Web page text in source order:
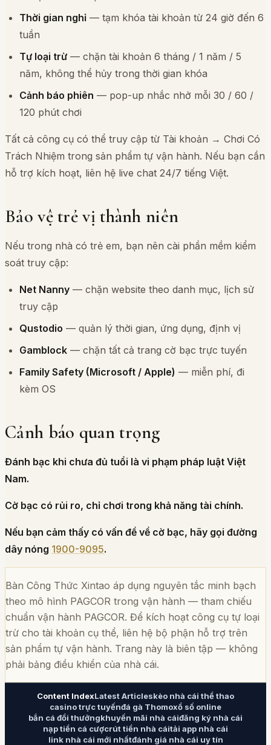
Thời gian nghỉ — tạm khóa tài khoản từ 24 giờ đến 6
tuần
Tự loại trừ — chặn tài khoản 6 tháng / 1 năm / 5
năm, không thể hủy trong thời gian khóa
Cảnh báo phiên — pop-up nhắc nhở mỗi 30 / 60 /
120 phút chơi
Tất cả công cụ có thể truy cập từ Tài khoản → Chơi Có
Trách Nhiệm trong sản phẩm tự vận hành. Nếu bạn cần
hỗ trợ kích hoạt, liên hệ live chat 24/7 tiếng Việt.
Bảo vệ trẻ vị thành niên
Nếu trong nhà có trẻ em, bạn nên cài phần mềm kiểm
soát truy cập:
Net Nanny — chặn website theo danh mục, lịch sử
truy cập
Qustodio — quản lý thời gian, ứng dụng, định vị
Gamblock — chặn tất cả trang cờ bạc trực tuyến
Family Safety (Microsoft / Apple) — miễn phí, đi
kèm OS
Cảnh báo quan trọng
Đánh bạc khi chưa đủ tuổi là vi phạm pháp luật Việt
Nam.
Cờ bạc có rủi ro, chỉ chơi trong khả năng tài chính.
Nếu bạn cảm thấy có vấn đề về cờ bạc, hãy gọi đường
dây nóng 1900-9095.
Bàn Công Thức Xintao áp dụng nguyên tắc minh bạch
theo mô hình PAGCOR trong vận hành — tham chiếu
chuẩn vận hành PAGCOR. Để kích hoạt công cụ tự loại
trừ cho tài khoản cụ thể, liên hệ bộ phận hỗ trợ trên
sản phẩm tự vận hành. Trang này là biên tập — không
phải bảng điều khiển của nhà cái.
Content IndexLatest Articleskèo nhà cái thể thao
casino trực tuyếnđá gà Thomoxổ số online
bắn cá đổi thưởngkhuyến mãi nhà cáiđăng ký nhà cái
nạp tiền cá cượcrút tiền nhà cáitải app nhà cái
link nhà cái mới nhấtđánh giá nhà cái uy tín